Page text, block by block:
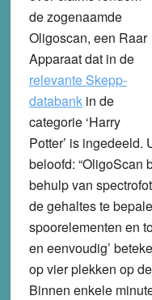
de zogenaamde
Oligoscan, een Raar
Apparaat dat in de
relevante Skepp-
databankin de
categorie ‘Harry
Potter’ is ingedeeld.
beloofd: “OligoScan
behulp van
de gehaltes te
spoorelementen en
en eenvoudig’
op vier plekken op
Binnen enkele